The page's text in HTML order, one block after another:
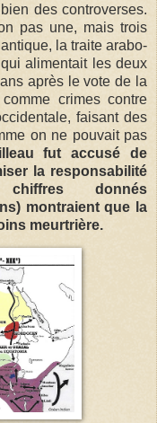
des controverses.
pas une, mais trois
la traite arabo-
alimentait les deux
après le vote de la
crimes contre
faisant des
on ne pouvait pas
fut accusé de
la responsabilité
donnés
montraient que la
meurtrière.